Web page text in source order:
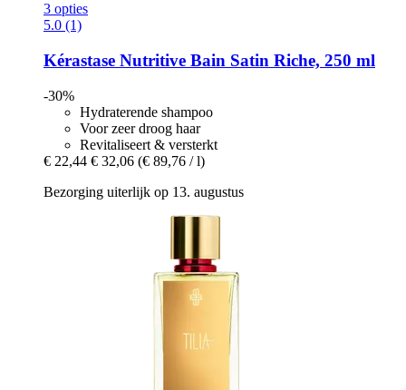
3 opties
5.0 (1)
Kérastase Nutritive Bain Satin Riche, 250 ml
-30%
Hydraterende shampoo
Voor zeer droog haar
Revitaliseert & versterkt
€ 22,44 € 32,06 (€ 89,76 / l)
Bezorging uiterlijk op 13. augustus